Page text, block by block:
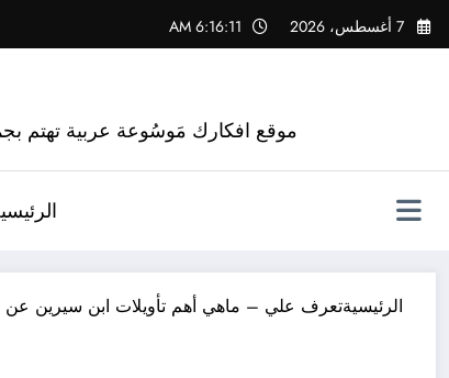
التجاوز
إلى
7 أغسطس، 2026 6:16:12 AM
موقع افكارك مَوسُوعة عربية تهتم
الرئيسيةتعرف علي – ماهي أهم تأويلات ابن سيرين عن